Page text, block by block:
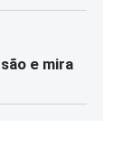
e mira